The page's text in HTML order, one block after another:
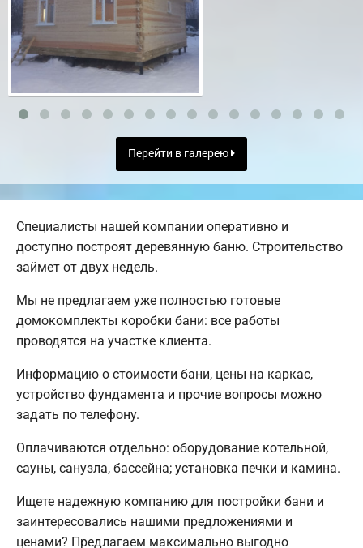
Перейти в галерею
Специалисты нашей компании оперативно и
доступно построят деревянную баню. Строительство
займет от двух недель.
Мы не предлагаем уже полностью готовые
домокомплекты коробки бани: все работы
проводятся на участке клиента.
Информацию о стоимости бани, цены на каркас,
устройство фундамента и прочие вопросы можно
задать по телефону.
Оплачиваются отдельно: оборудование котельной,
сауны, санузла, бассейна; установка печки и камина.
Ищете надежную компанию для постройки бани и
заинтересовались нашими предложениями и
ценами? Предлагаем максимально выгодно